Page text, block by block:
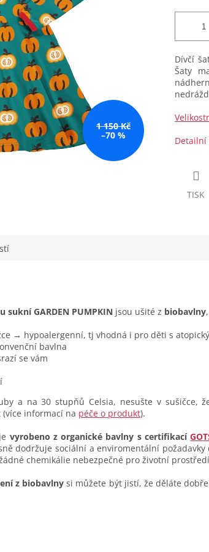
1 150 Kč
–70 %
Dívčí
Šaty
TISK
GARDEN PUMPKIN jsou ušité z biobavlny
→ hypoalergenní, tj vhodná i pro děti s
bavlna
se vám
a na 30 stupňů Celsia, nesušte v sušičce,
informací na péče o produkt).
vyrobeno z organické bavlny s certifikací
dodržuje sociální a enviromentální požadavky
chemikálie nebezpečné pro životní
z biobavlny si můžete být jistí, že děláte